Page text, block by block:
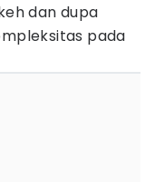
dan dupa
pada